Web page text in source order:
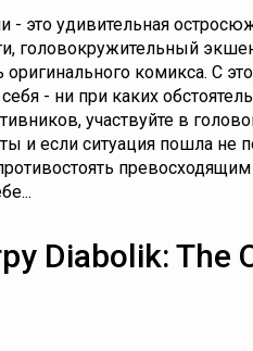
это удивительная
головокружительный
комикса. С
- ни при каких
участвуйте в
и если ситуация пошла не
Diabolik: The